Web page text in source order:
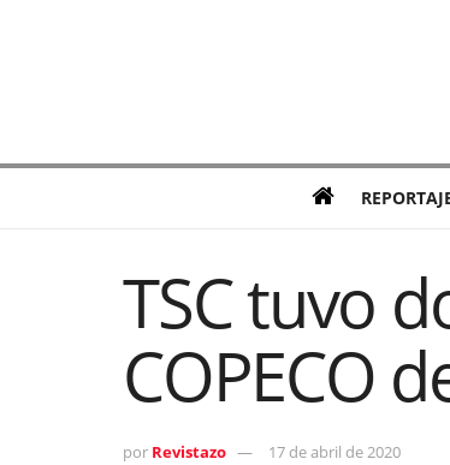
TSC tuvo
COPECO
por Revistazo 17 de abril de 2020